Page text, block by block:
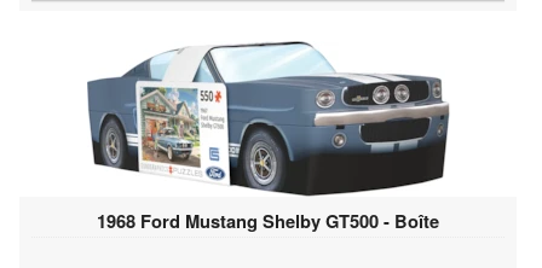
1968 Ford Mustang Shelby GT500 - Boîte